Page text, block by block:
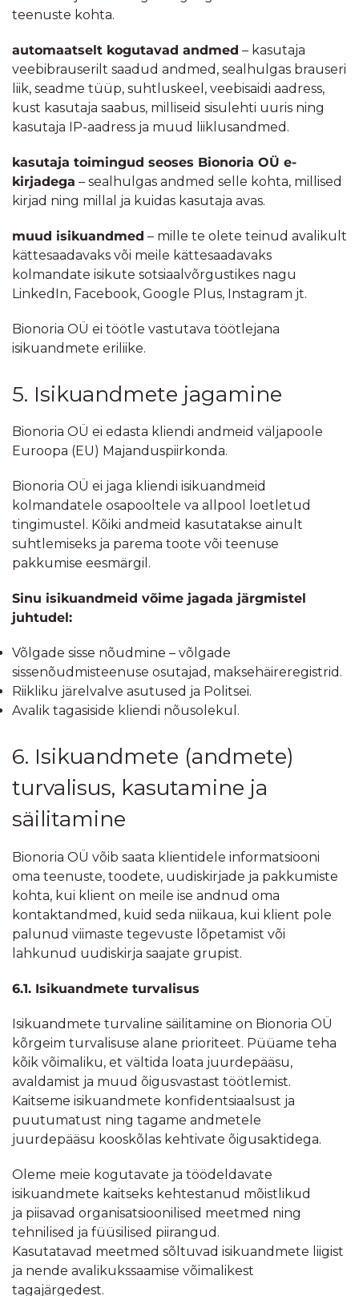
teenuste kohta.
automaatselt kogutavad andmed – kasutaja
veebibrauserilt saadud andmed, sealhulgas brauseri
liik, seadme tüüp, suhtluskeel, veebisaidi aadress,
kust kasutaja saabus, milliseid sisulehti uuris ning
kasutaja IP-aadress ja muud liiklusandmed.
kasutaja toimingud seoses Bionoria OÜ e-
kirjadega – sealhulgas andmed selle kohta, millised
kirjad ning millal ja kuidas kasutaja avas.
muud isikuandmed – mille te olete teinud avalikult
kättesaadavaks või meile kättesaadavaks
kolmandate isikute sotsiaalvõrgustikes nagu
LinkedIn, Facebook, Google Plus, Instagram jt.
Bionoria OÜ ei töötle vastutava töötlejana
isikuandmete eriliike.
5. Isikuandmete jagamine
Bionoria OÜ ei edasta kliendi andmeid väljapoole
Euroopa (EU) Majanduspiirkonda.
Bionoria OÜ ei jaga kliendi isikuandmeid
kolmandatele osapooltele va allpool loetletud
tingimustel. Kõiki andmeid kasutatakse ainult
suhtlemiseks ja parema toote või teenuse
pakkumise eesmärgil.
Sinu isikuandmeid võime jagada järgmistel
juhtudel:
Võlgade sisse nõudmine – võlgade
sissenõudmisteenuse osutajad, maksehäireregistrid.
Riikliku järelvalve asutused ja Politsei.
Avalik tagasiside kliendi nõusolekul.
6. Isikuandmete (andmete)
turvalisus, kasutamine ja
säilitamine
Bionoria OÜ võib saata klientidele informatsiooni
oma teenuste, toodete, uudiskirjade ja pakkumiste
kohta, kui klient on meile ise andnud oma
kontaktandmed, kuid seda niikaua, kui klient pole
palunud viimaste tegevuste lõpetamist või
lahkunud uudiskirja saajate grupist.
6.1. Isikuandmete turvalisus
Isikuandmete turvaline säilitamine on Bionoria OÜ
kõrgeim turvalisuse alane prioriteet. Püüame teha
kõik võimaliku, et vältida loata juurdepääsu,
avaldamist ja muud õigusvastast töötlemist.
Kaitseme isikuandmete konfidentsiaalsust ja
puutumatust ning tagame andmetele
juurdepääsu kooskõlas kehtivate õigusaktidega.
Oleme meie kogutavate ja töödeldavate
isikuandmete kaitseks kehtestanud mõistlikud
ja piisavad organisatsioonilised meetmed ning
tehnilised ja füüsilised piirangud.
Kasutatavad meetmed sõltuvad isikuandmete liigist
ja nende avalikukssaamise võimalikest
tagajärgedest.